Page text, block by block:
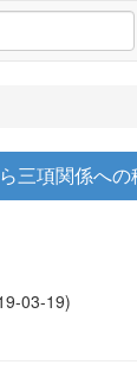
三項関係へ
03-19)